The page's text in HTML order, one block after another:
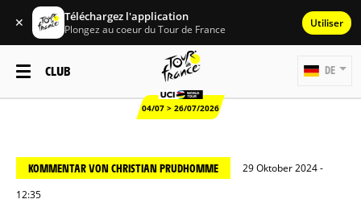
✕ Téléchargez l'application
Plongez au coeur du Tour de France Utiliser
CLUB
04/07 > 26/07/2026
DE
KOMMENTAR VON CHRISTIAN PRUDHOMME
29 Oktober 2024 -
12:35